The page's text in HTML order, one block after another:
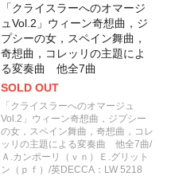
「クライスラーへのオマージ
ュVol.2」ウィーン奇想曲，ジ
プシーの女，スペイン舞曲，
奇想曲，コレッリの主題によ
る変奏曲 他全7曲
SOLD OUT
「クライスラーへのオマージュ
Vol.2」ウィーン奇想曲，ジプシー
の女，スペイン舞曲，奇想曲，コレ
ッリの主題による変奏曲 他全7曲/
Ａ.カンポーリ（ｖｎ）Ｅ.グリット
ン（ｐｆ）/英DECCA：LW 5218